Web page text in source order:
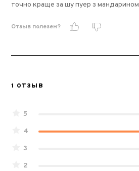
точно краще за шу пуер з мандарином
Отзыв полезен?
1 ОТЗЫВ
5
4
3
2